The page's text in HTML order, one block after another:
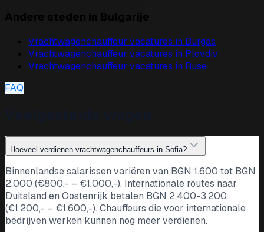
Vrachtwagenchauffeur vacatures in Burgas
Vrachtwagenchauffeur vacatures in Plovdiv
Vrachtwagenchauffeur vacatures in Ruse
FAQ
Hoeveel verdienen vrachtwagenchauffeurs in Sofia?
Binnenlandse salarissen variëren van BGN 1.600 tot BGN
2.000 (€800,- – €1.000,-). Internationale routes naar
Duitsland en Oostenrijk betalen BGN 2.400-3.200
(€1.200,- – €1.600,-). Chauffeurs die voor internationale
bedrijven werken kunnen nog meer verdienen.